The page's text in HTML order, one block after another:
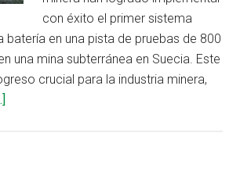
con éxito el primer sistema
batería en una pista de pruebas de 800
una mina subterránea en Suecia. Este
crucial para la industria minera,